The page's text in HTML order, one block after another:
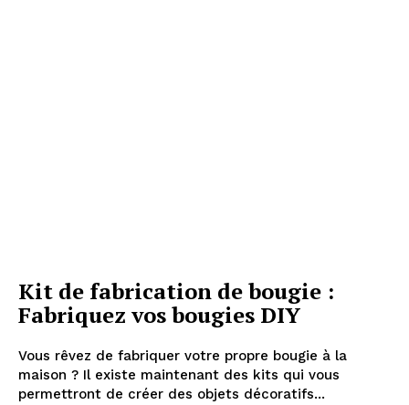
Kit de fabrication de bougie :
Fabriquez vos bougies DIY
Vous rêvez de fabriquer votre propre bougie à la
maison ? Il existe maintenant des kits qui vous
permettront de créer des objets décoratifs...